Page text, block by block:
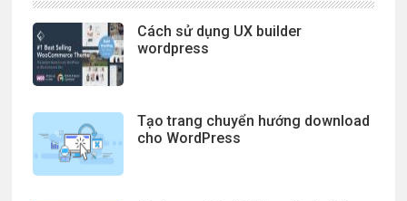
Cách sử dụng UX builder
wordpress
Tạo trang chuyển hướng download
cho WordPress